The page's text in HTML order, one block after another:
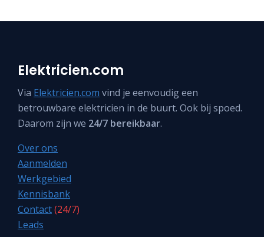
Elektricien.com
Via Elektricien.com vind je eenvoudig een
betrouwbare elektricien in de buurt. Ook bij spoed.
Daarom zijn we 24/7 bereikbaar.
Over ons
Aanmelden
Werkgebied
Kennisbank
Contact(24/7)
Leads